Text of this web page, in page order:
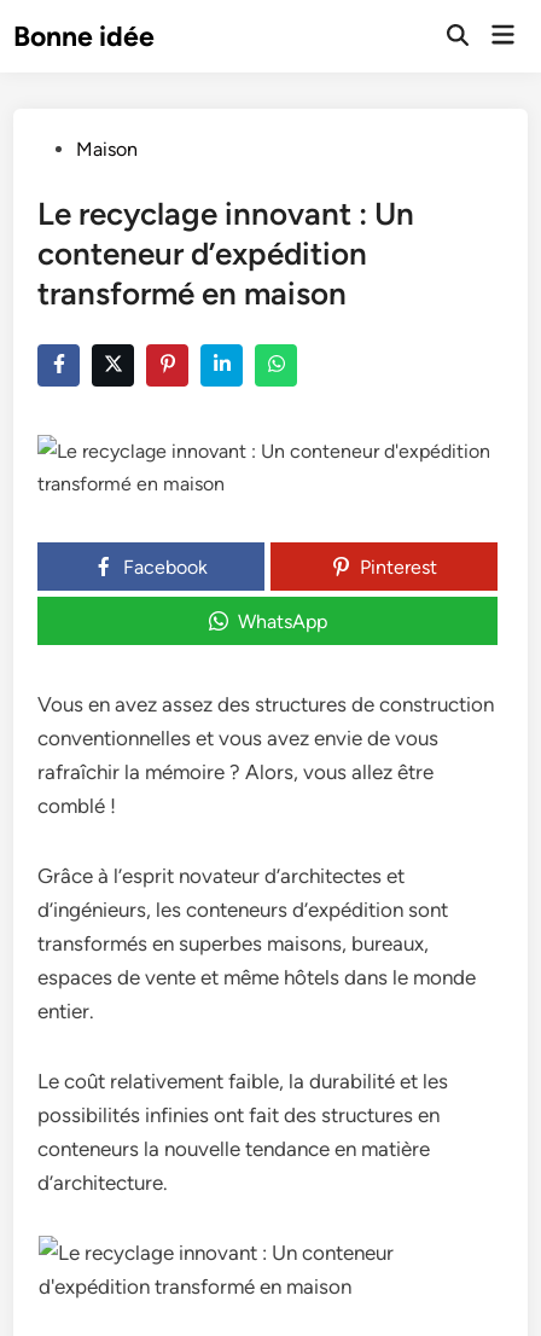
toBonne idée
Open
PostedMaison
Le recyclage innovant : Un
conteneur d’expédition
transformé en maison
Facebook Pinterest
WhatsApp
Vous en avez assez des structures de construction
conventionnelles et vous avez envie de vous
rafraîchir la mémoire ? Alors, vous allez être
comblé !
Grâce à l’esprit novateur d’architectes et
d’ingénieurs, les conteneurs d’expédition sont
transformés en superbes maisons, bureaux,
espaces de vente et même hôtels dans le monde
entier.
Le coût relativement faible, la durabilité et les
possibilités infinies ont fait des structures en
conteneurs la nouvelle tendance en matière
d’architecture.